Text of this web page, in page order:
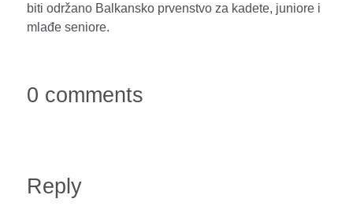
biti održano Balkansko prvenstvo za kadete, juniore i
mlađe seniore.
0 comments
Reply